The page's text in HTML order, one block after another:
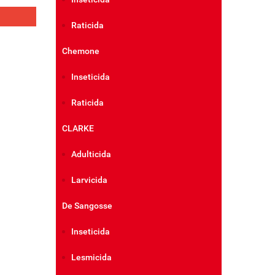
Raticida
Chemone
Inseticida
Raticida
CLARKE
Adulticida
Larvicida
De Sangosse
Inseticida
Lesmicida